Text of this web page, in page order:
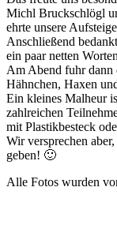
Michl Bruckschlögl
ehrte unsere
Anschließend
ein paar netten
Am Abend fuhr dann
Hähnchen, Haxen
Ein kleines Malheur
zahlreichen
mit Plastikbesteck
Wir versprechen
geben! 🙂
Alle Fotos wurden